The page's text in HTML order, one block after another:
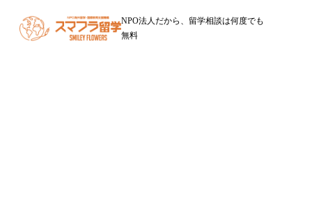
NPO法人だから、留学相談は何度でも
無料